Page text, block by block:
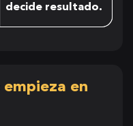
decide resultado.
en